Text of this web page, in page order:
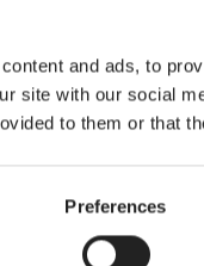
and ads, to
site with our social
to them or that
Preferences